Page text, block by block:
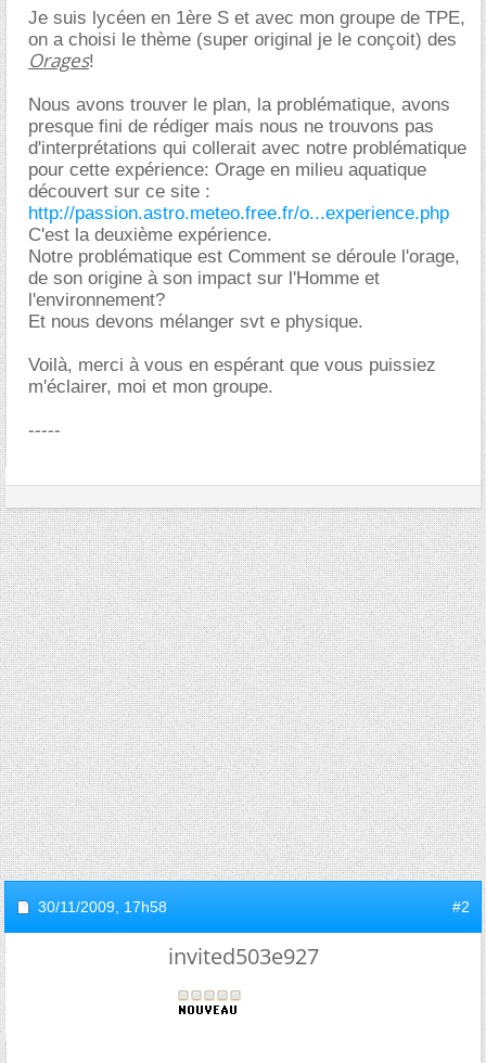
Je suis lycéen en 1ère S et avec mon groupe de TPE,
on a choisi le thème (super original je le conçoit) des
Orages!
Nous avons trouver le plan, la problématique, avons
presque fini de rédiger mais nous ne trouvons pas
d'interprétations qui collerait avec notre problématique
pour cette expérience: Orage en milieu aquatique
découvert sur ce site :
http://passion.astro.meteo.free.fr/o...experience.php
C'est la deuxième expérience.
Notre problématique est Comment se déroule l'orage,
de son origine à son impact sur l'Homme et
l'environnement?
Et nous devons mélanger svt e physique.
Voilà, merci à vous en espérant que vous puissiez
m'éclairer, moi et mon groupe.
-----
30/11/2009, 17h58 #2
invited503e927